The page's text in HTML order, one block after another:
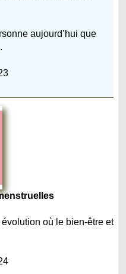
aujourd’hui que
où le bien-être et